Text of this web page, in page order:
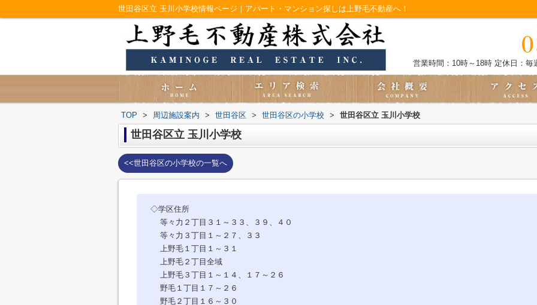
世田谷区立 玉川小学校情報ページ｜アパート・マンション探しは上野毛不動産へ！
営業時間：10時～18時 定休日：毎
TOP > 周辺施設案内 > 世田谷区 > 世田谷区の小学校 > 世田谷区立 玉川小学校
世田谷区立 玉川小学校
<<世田谷区の小学校の一覧へ
◇学区住所
等々力２丁目３１～３３、３９、４０
等々力３丁目１～２７、３３
上野毛１丁目１～３１
上野毛２丁目全域
上野毛３丁目１～１４、１７～２６
野毛１丁目１７～２６
野毛２丁目１６～３０